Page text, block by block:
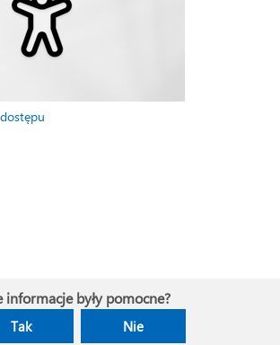
informacje były pomocne?
Tak Nie